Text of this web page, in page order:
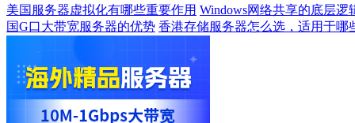
美国服务器虚拟化有哪些重要作用 Windows网络共享的底层逻
国G口大带宽服务器的优势 香港存储服务器怎么选，适用于哪